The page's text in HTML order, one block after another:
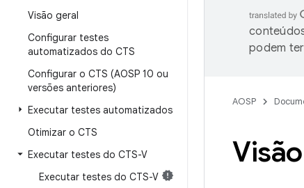
Visão geral
Configurar testes
automatizados do CTS
Configurar o CTS (AOSP 10 ou
versões anteriores)
Executar testes automatizados
Otimizar o CTS
Executar testes do CTS-V
Executar testes do CTS-V
podem
AOSP